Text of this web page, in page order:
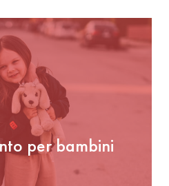
per bambini
per bambini